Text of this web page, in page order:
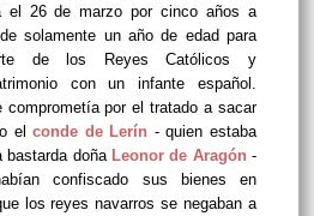
el 26 de marzo por cinco años a
de solamente un año de edad para
de los Reyes Católicos y
con un infante español.
comprometía por el tratado a sacar
elconde de Lerín - quien estaba
bastarda doña Leonor de Aragón -
confiscado sus bienes en
los reyes navarros se negaban a